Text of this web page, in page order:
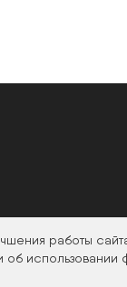
работы
использовании